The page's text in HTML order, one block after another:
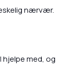
nærvær.
hjelpe med, og